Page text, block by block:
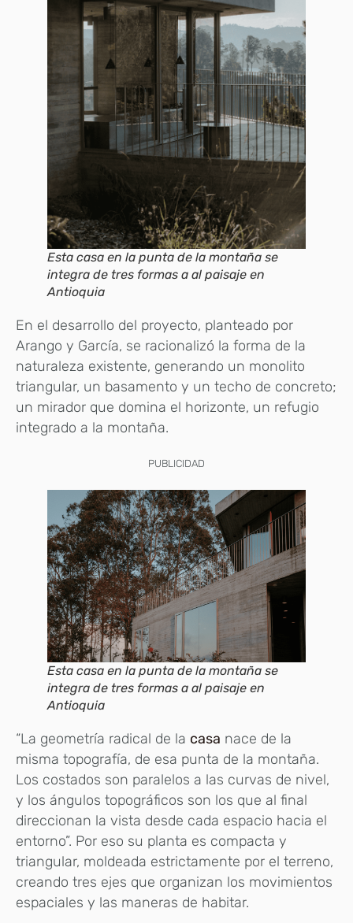
Esta casa en la punta de la montaña se
integra de tres formas a al paisaje en
Antioquia
En el desarrollo del proyecto, planteado por
Arango y García, se racionalizó la forma de la
naturaleza existente, generando un monolito
triangular, un basamento y un techo de concreto;
un mirador que domina el horizonte, un refugio
integrado a la montaña.
PUBLICIDAD
Esta casa en la punta de la montaña se
integra de tres formas a al paisaje en
Antioquia
“La geometría radical de la casa nace de la
misma topografía, de esa punta de la montaña.
Los costados son paralelos a las curvas de nivel,
y los ángulos topográficos son los que al final
direccionan la vista desde cada espacio hacia el
entorno”. Por eso su planta es compacta y
triangular, moldeada estrictamente por el terreno,
creando tres ejes que organizan los movimientos
espaciales y las maneras de habitar.